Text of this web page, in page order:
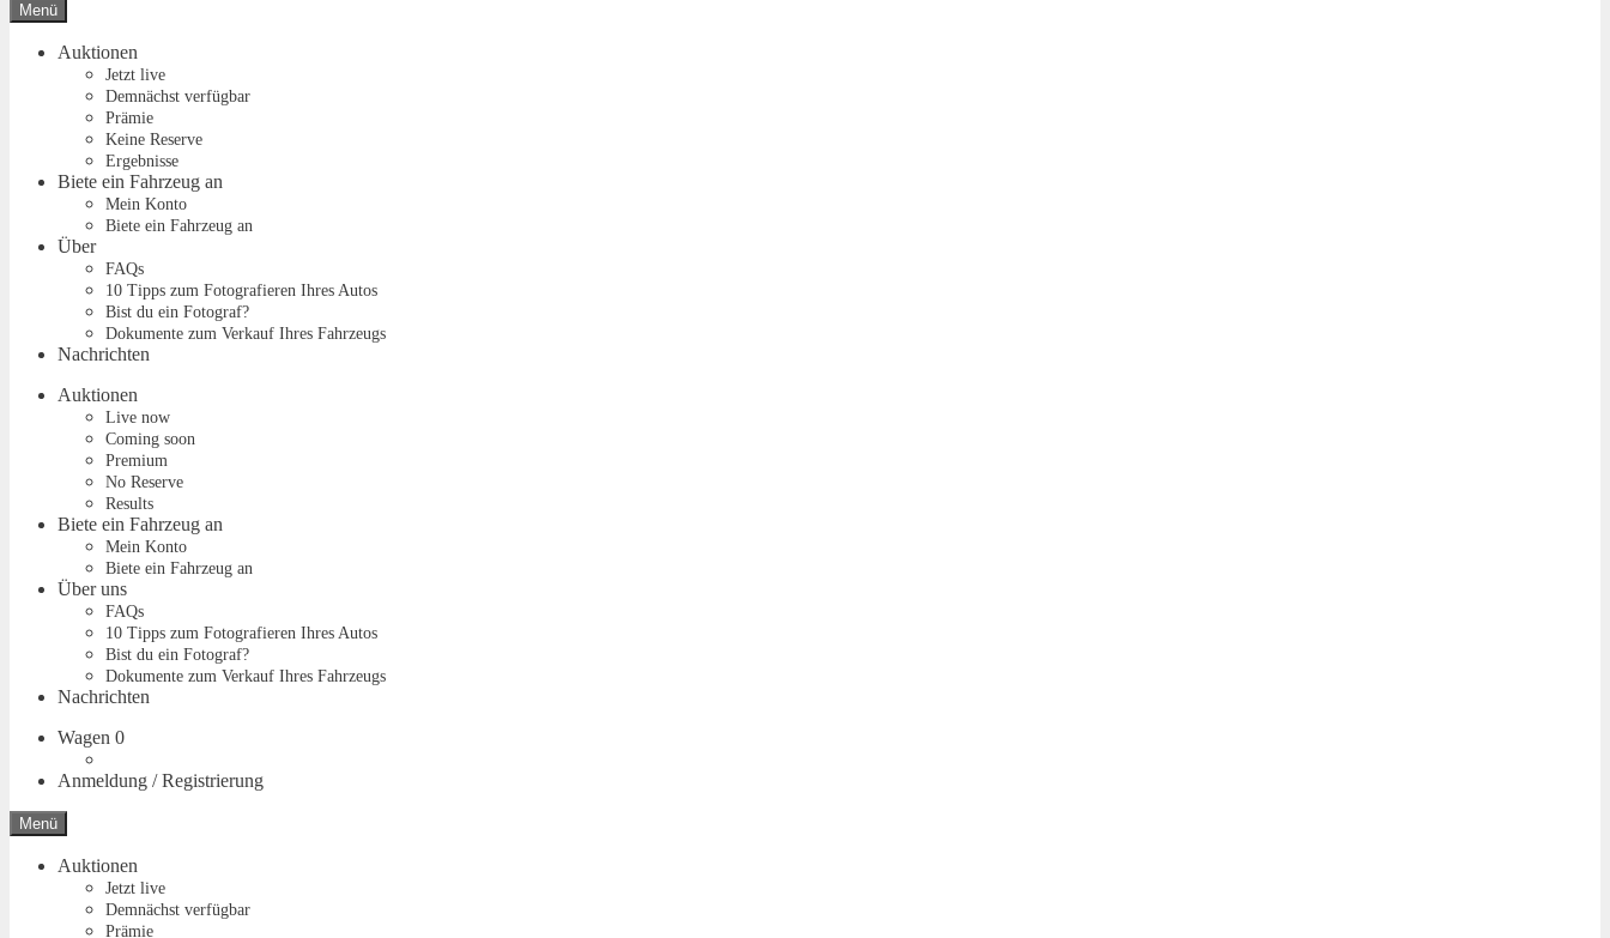
Menü
Auktionen
Jetzt live
Demnächst verfügbar
Prämie
Keine Reserve
Ergebnisse
Biete ein Fahrzeug an
Mein Konto
Biete ein Fahrzeug an
Über
FAQs
10 Tipps zum Fotografieren Ihres Autos
Bist du ein Fotograf?
Dokumente zum Verkauf Ihres Fahrzeugs
Nachrichten
Auktionen
Live now
Coming soon
Premium
No Reserve
Results
Biete ein Fahrzeug an
Mein Konto
Biete ein Fahrzeug an
Über uns
FAQs
10 Tipps zum Fotografieren Ihres Autos
Bist du ein Fotograf?
Dokumente zum Verkauf Ihres Fahrzeugs
Nachrichten
Wagen 0
Anmeldung / Registrierung
Menü
Auktionen
Jetzt live
Demnächst verfügbar
Prämie